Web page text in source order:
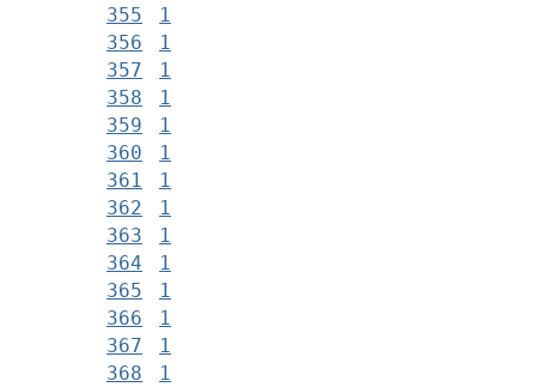
355
1
356
1
357
1
358
1
359
1
360
1
361
1
362
1
363
1
364
1
365
1
366
1
367
1
368
1